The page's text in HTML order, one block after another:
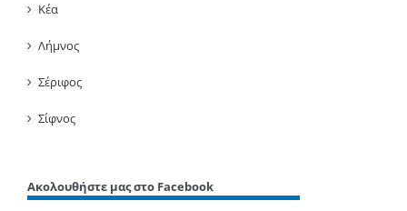
Κέα
Λήμνος
Σέριφος
Σίφνος
Ακολουθήστε μας στο Facebook